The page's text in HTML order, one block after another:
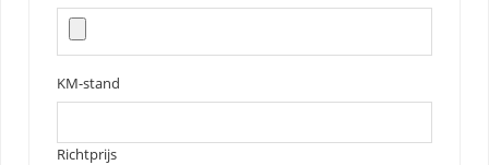
KM-stand
Richtprijs